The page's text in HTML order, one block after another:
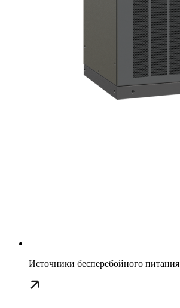
Источники бесперебойного питания